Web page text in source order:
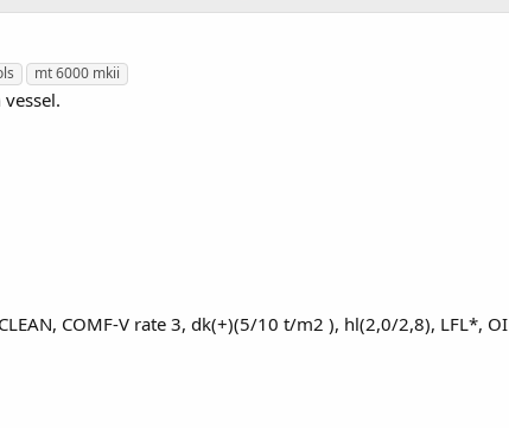
mt 6000 mkii
COMF-V rate 3, dk(+)(5/10 t/m2 ), hl(2,0/2,8), LFL*, OI